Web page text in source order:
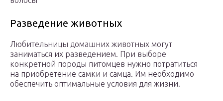
Разведение животных
Любительницы домашних животных могут
заниматься их разведением. При выборе
конкретной породы питомцев нужно потратиться
на приобретение самки и самца. Им необходимо
обеспечить оптимальные условия для жизни.